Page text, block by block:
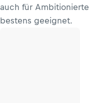
auch für Ambitionierte
bestens geeignet.